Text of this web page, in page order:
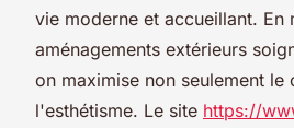
vie moderne et accueillant. En
aménagements extérieurs
on maximise non seulement le
l'esthétisme. Le site https://